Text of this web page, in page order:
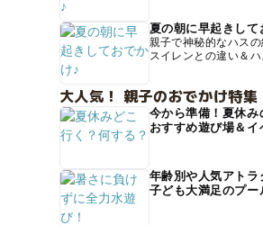
夏の朝に早起きして
親子で神秘的なハスの
スイレンとの違い＆
大人気！ 親子のおでかけ特集
今から準備！夏休
おすすめ遊び場＆イ
年齢別や人気アト
子ども大満足のプー